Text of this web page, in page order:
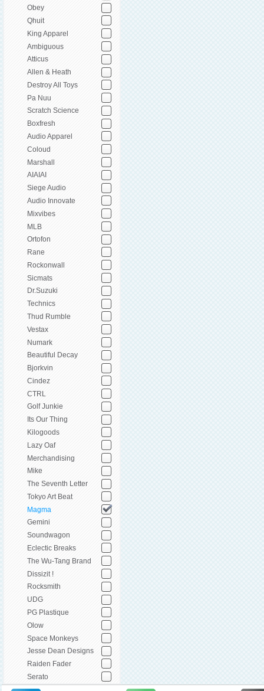
Obey
Qhuit
King Apparel
Ambiguous
Atticus
Allen & Heath
Destroy All Toys
Pa Nuu
Scratch Science
Boxfresh
Audio Apparel
Coloud
Marshall
AIAIAI
Siege Audio
Audio Innovate
Mixvibes
MLB
Ortofon
Rane
Rockonwall
Sicmats
Dr.Suzuki
Technics
Thud Rumble
Vestax
Numark
Beautiful Decay
Bjorkvin
Cindez
CTRL
Golf Junkie
Its Our Thing
Kilogoods
Lazy Oaf
Merchandising
Mike
The Seventh Letter
Tokyo Art Beat
Magma
Gemini
Soundwagon
Eclectic Breaks
The Wu-Tang Brand
Dissizit !
Rocksmith
UDG
PG Plastique
Olow
Space Monkeys
Jesse Dean Designs
Raiden Fader
Serato